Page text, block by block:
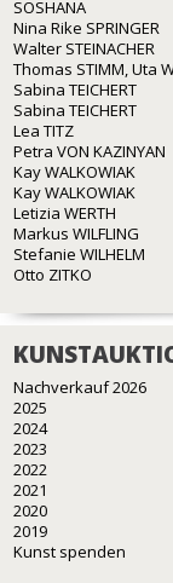
SOSHANA
Nina Rike SPRINGER
Walter STEINACHER
Thomas STIMM, Uta
Sabina TEICHERT
Sabina TEICHERT
Lea TITZ
Petra VON KAZINYAN
Kay WALKOWIAK
Kay WALKOWIAK
Letizia WERTH
Markus WILFLING
Stefanie WILHELM
Otto ZITKO
Nachverkauf 2026
2025
2024
2023
2022
2021
2020
2019
Kunst spenden